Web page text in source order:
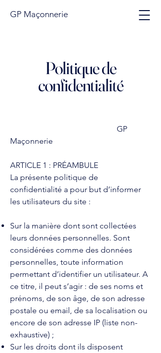
GP Maçonnerie
Politique de
confidentialité
GP
Maçonnerie
ARTICLE 1 : PRÉAMBULE
La présente politique de
confidentialité a pour but d’informer
les utilisateurs du site :
Sur la manière dont sont collectées
leurs données personnelles. Sont
considérées comme des données
personnelles, toute information
permettant d’identifier un utilisateur. A
ce titre, il peut s’agir : de ses noms et
prénoms, de son âge, de son adresse
postale ou email, de sa localisation ou
encore de son adresse IP (liste non-
exhaustive) ;
Sur les droits dont ils disposent